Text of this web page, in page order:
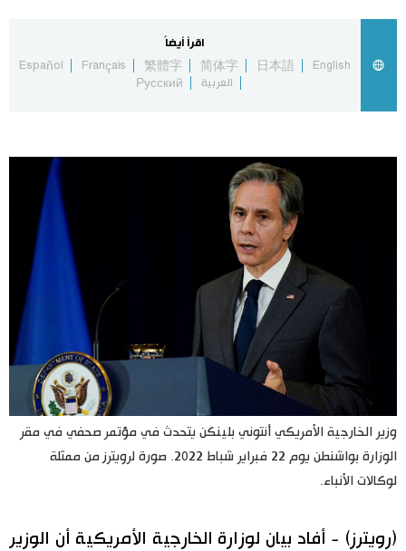
Русский
اليابان في فيديو
علوم وتكنولوجيا
أشخاص
تجارب وآراء
اللغة اليابانية
موسوعة اليابان
تواصل معنا
اقرأ أيضاً
English
日本語
简体字
繁體字
Français
Español
العربية
Русский
وزير الخارجية الأمريكي أنتوني بلينكن يتحدث في مؤتمر صحفي في مقر
الوزارة بواشنطن يوم 22 فبراير شباط 2022. صورة لرويترز من ممثلة
لوكالات الأنباء.
(رويترز) - أفاد بيان لوزارة الخارجية الأمريكية أن الوزير